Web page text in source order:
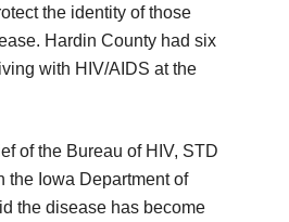
the identity of those
Hardin County had six
with HIV/AIDS at the
of the Bureau of HIV, STD
the Iowa Department of
the disease has become